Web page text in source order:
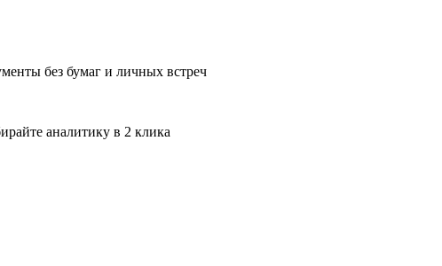
без бумаг и личных встреч
аналитику в 2 клика